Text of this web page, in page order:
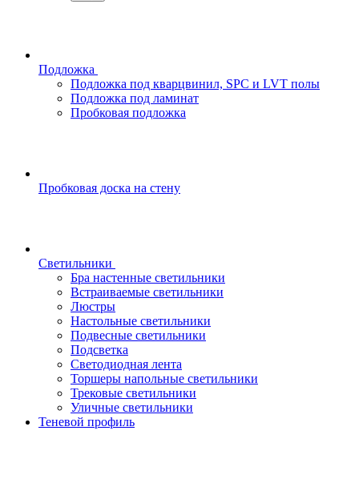
Подложка
Подложка под кварцвинил, SPC и LVT полы
Подложка под ламинат
Пробковая подложка
Пробковая доска на стену
Светильники
Бра настенные светильники
Встраиваемые светильники
Люстры
Настольные светильники
Подвесные светильники
Подсветка
Светодиодная лента
Торшеры напольные светильники
Трековые светильники
Уличные светильники
Теневой профиль